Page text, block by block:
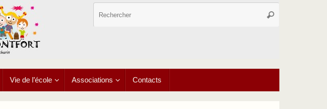
Rechercher
Vie de l’école Associations Contacts